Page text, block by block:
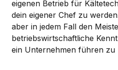
eigenen Betrieb für
dein eigener Chef zu
aber in jedem Fall den
betriebswirtschaftliche
ein Unternehmen führen zu